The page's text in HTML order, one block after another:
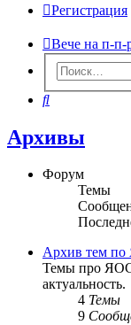
Регистрация
Вече на п-п-
Поиск
Архивы
Форум
Темы
Архив тем
Темы про ЯОС,
актуальность.
4 Темы
9